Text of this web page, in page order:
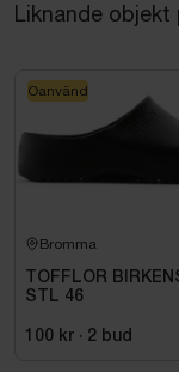
Liknande
Bromma
TOFFLOR
STL 46
100 kr · 2 bud
Oanvänd